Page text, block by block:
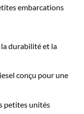
embarcations
durabilité et la
conçu pour une
petites unités